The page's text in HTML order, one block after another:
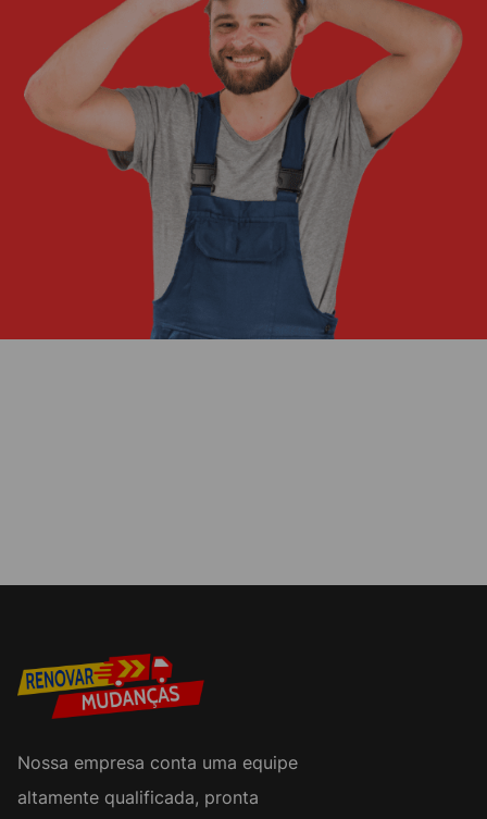
Nossa empresa conta uma equipe
altamente qualificada, pronta